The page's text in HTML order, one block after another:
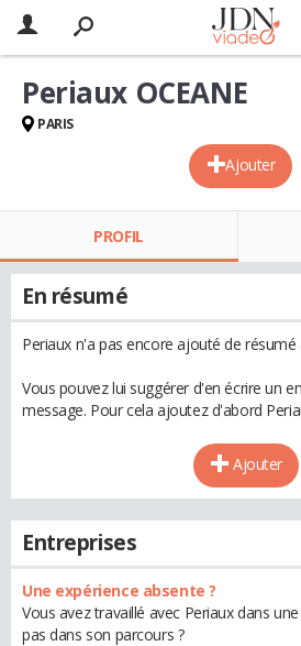
Ajouter
Periaux OCEANE
PARIS
PROFIL
En résumé
Periaux n'a pas encore ajouté de résumé
Vous pouvez lui suggérer d'en écrire un
message. Pour cela ajoutez d'abord
Ajouter
Entreprises
Une expérience absente ?
Vous avez travaillé avec Periaux dans
pas dans son parcours ?